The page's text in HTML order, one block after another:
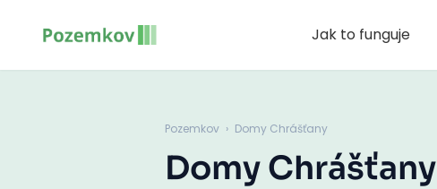
Jak to funguje
Pozemkov › Domy Chrášťany
Domy Chrášťany